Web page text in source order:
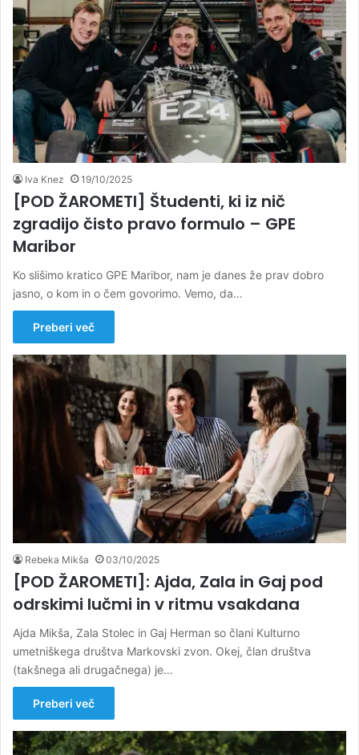
Iva Knez 19/10/2025
[POD ŽAROMETI] Študenti, ki iz nič
zgradijo čisto pravo formulo – GPE
Maribor
Ko slišimo kratico GPE Maribor, nam je danes že prav dobro
jasno, o kom in o čem govorimo. Vemo, da…
Preberi več
Rebeka Mikša 03/10/2025
[POD ŽAROMETI]: Ajda, Zala in Gaj pod
odrskimi lučmi in v ritmu vsakdana
Ajda Mikša, Zala Stolec in Gaj Herman so člani Kulturno
umetniškega društva Markovski zvon. Okej, član društva
(takšnega ali drugačnega) je…
Preberi več